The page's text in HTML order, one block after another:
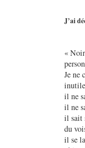
J’ai
«
Je ne
il ne
il ne
il sait
du
il se